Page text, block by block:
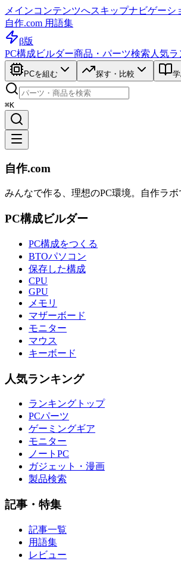
メインコンテンツへスキップナビゲーシ
自作.com 用語集
β版
PC構成ビルダー商品・パーツ検索 人気
PCを組む 探す・比較
⌘K
自作.com
みんなで作る、理想のPC環境。 自作ラボ
PC構成ビルダー
PC構成をつくる
BTOパソコン
保存した構成
CPU
GPU
メモリ
マザーボード
モニター
マウス
キーボード
人気ランキング
ランキングトップ
PCパーツ
ゲーミングギア
モニター
ノートPC
ガジェット・漫画
製品検索
記事・特集
記事一覧
用語集
レビュー